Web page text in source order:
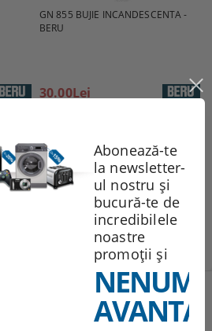
GN 855 BUJIE INCANDESCENTA -
BERU
30.00Lei
« 1
Abonează-te
la newsletter-
ul nostru și
bucură-te de
incredibilele
noastre
promoții și